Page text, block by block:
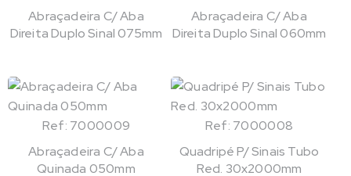
Abraçadeira C/ Aba
Direita Duplo Sinal 075mm
Abraçadeira C/ Aba
Direita Duplo Sinal 060mm
Ref: 7000009
Abraçadeira C/ Aba
Quinada 050mm
Ref: 7000008
Quadripé P/ Sinais Tubo
Red. 30x2000mm